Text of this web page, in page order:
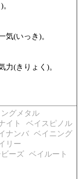
気(いっき)。
力(きりょく)。
グメタル
イト
ベイスピノル
ナンバ ベイニング
リー
ーズ ベイルート